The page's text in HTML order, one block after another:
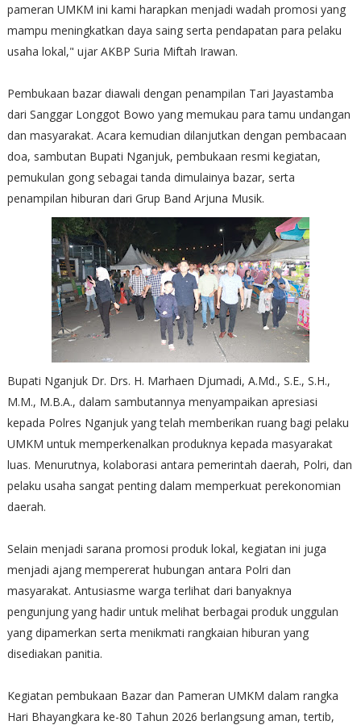
pameran UMKM ini kami harapkan menjadi wadah promosi yang
mampu meningkatkan daya saing serta pendapatan para pelaku
usaha lokal," ujar AKBP Suria Miftah Irawan.
Pembukaan bazar diawali dengan penampilan Tari Jayastamba
dari Sanggar Longgot Bowo yang memukau para tamu undangan
dan masyarakat. Acara kemudian dilanjutkan dengan pembacaan
doa, sambutan Bupati Nganjuk, pembukaan resmi kegiatan,
pemukulan gong sebagai tanda dimulainya bazar, serta
penampilan hiburan dari Grup Band Arjuna Musik.
Bupati Nganjuk Dr. Drs. H. Marhaen Djumadi, A.Md., S.E., S.H.,
M.M., M.B.A., dalam sambutannya menyampaikan apresiasi
kepada Polres Nganjuk yang telah memberikan ruang bagi pelaku
UMKM untuk memperkenalkan produknya kepada masyarakat
luas. Menurutnya, kolaborasi antara pemerintah daerah, Polri, dan
pelaku usaha sangat penting dalam memperkuat perekonomian
daerah.
Selain menjadi sarana promosi produk lokal, kegiatan ini juga
menjadi ajang mempererat hubungan antara Polri dan
masyarakat. Antusiasme warga terlihat dari banyaknya
pengunjung yang hadir untuk melihat berbagai produk unggulan
yang dipamerkan serta menikmati rangkaian hiburan yang
disediakan panitia.
Kegiatan pembukaan Bazar dan Pameran UMKM dalam rangka
Hari Bhayangkara ke-80 Tahun 2026 berlangsung aman, tertib,